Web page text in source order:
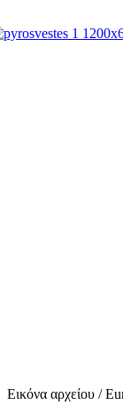
Εικόνα αρχείου /